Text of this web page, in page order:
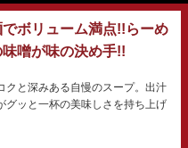
ボリューム満点!!らーめ
噌が味の決め手!!
クと深みある自慢のスープ。出汁
グッと一杯の美味しさを持ち上げ